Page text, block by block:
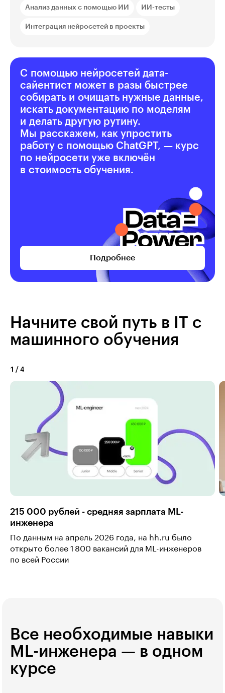
Анализ данных с помощью ИИ ИИ-тесты
Интеграция нейросетей в проекты
С помощью нейросетей дата-
сайентист может в разы быстрее
собирать и очищать нужные данные,
искать документацию по моделям
и делать другую рутину.
Мы расскажем, как упростить
работу с помощью ChatGPT, — курс
по нейросети уже включён
в стоимость обучения.
Подробнее
Начните свой путь в IТ с
машинного обучения
1 / 4
215 000 рублей - средняя зарплата ML-
инженера
По данным на апрель 2026 года, на hh.ru было
открыто более 1 800 вакансий для ML-инженеров
по всей России
Все необходимые навыки
ML-инженера — в одном
курсе